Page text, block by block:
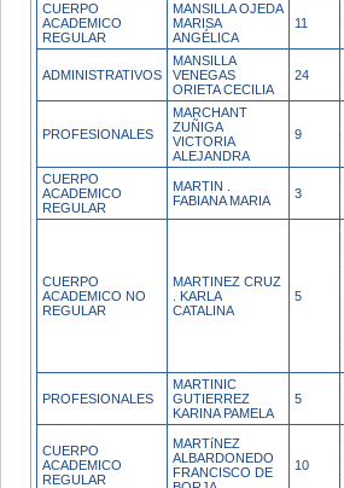
CUERPO
ACADEMICO
REGULAR
MANSILLA OJEDA
MARISA
ANGÉLICA
11
ADMINISTRATIVOS
MANSILLA
VENEGAS
ORIETA CECILIA
24
PROFESIONALES
MARCHANT
ZUÑIGA
VICTORIA
ALEJANDRA
9
CUERPO
ACADEMICO
REGULAR
MARTIN .
FABIANA MARIA
3
CUERPO
ACADEMICO NO
REGULAR
MARTINEZ CRUZ
. KARLA
CATALINA
5
PROFESIONALES
MARTINIC
GUTIERREZ
KARINA PAMELA
5
CUERPO
ACADEMICO
REGULAR
MARTíNEZ
ALBARDONEDO
FRANCISCO DE
10